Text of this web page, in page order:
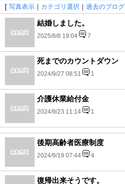
[ 写真表示 ｜ カテゴリ選択 ｜ 過去のブログ
結婚しました。
2025/8/8 19:04 7
死までのカウントダウン
2024/9/27 08:51 1
介護休業給付金
2024/9/23 11:14 1
後期高齢者医療制度
2024/9/19 07:44 4
復帰出来そうです。